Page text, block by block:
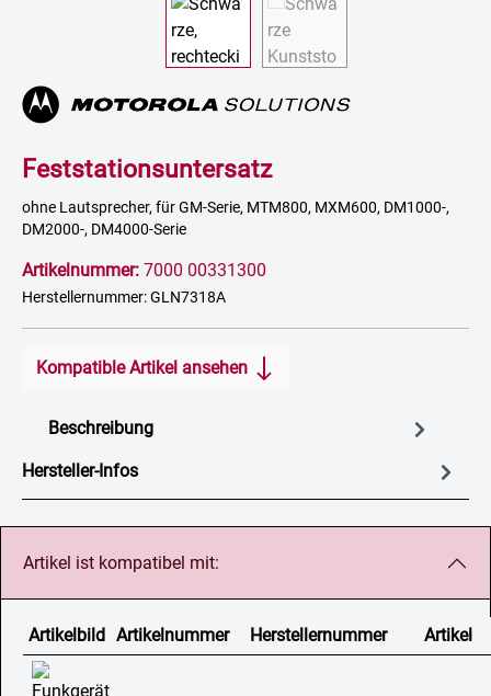
Feststationsuntersatz
ohne Lautsprecher, für GM-Serie, MTM800, MXM600, DM1000-,
DM2000-, DM4000-Serie
Artikelnummer: 7000 00331300
Herstellernummer: GLN7318A
Kompatible Artikel ansehen
Beschreibung
Hersteller-Infos
Artikel ist kompatibel mit:
Artikelbild Artikelnummer Herstellernummer Artikel